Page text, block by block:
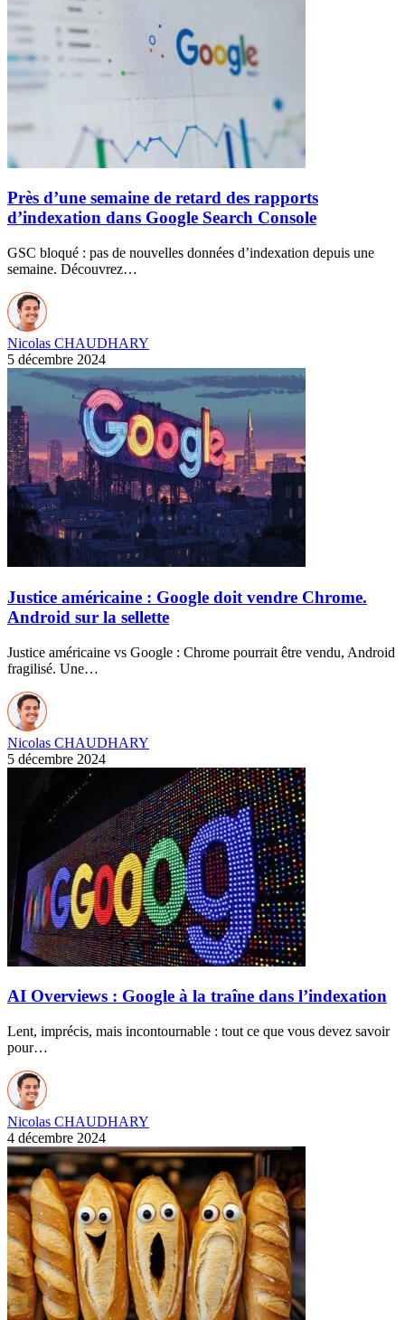
Près d’une semaine de retard des rapports
d’indexation dans Google Search Console
GSC bloqué : pas de nouvelles données d’indexation depuis une
semaine. Découvrez…
Nicolas CHAUDHARY
5 décembre 2024
Justice américaine : Google doit vendre Chrome.
Android sur la sellette
Justice américaine vs Google : Chrome pourrait être vendu, Android
fragilisé. Une…
Nicolas CHAUDHARY
5 décembre 2024
AI Overviews : Google à la traîne dans l’indexation
Lent, imprécis, mais incontournable : tout ce que vous devez savoir
pour…
Nicolas CHAUDHARY
4 décembre 2024